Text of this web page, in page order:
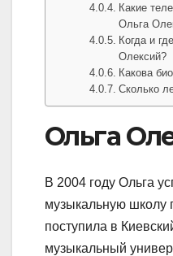
Какие
Ольга
Когда и
Олексий?
Какова
Сколько
Ольга
В 2004 году Ольга
музыкальную школу
поступила в
музыкальный